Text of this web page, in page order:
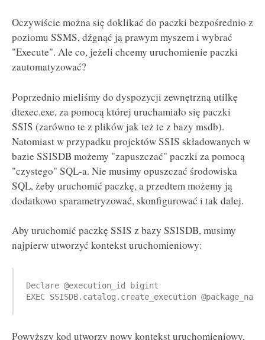
Oczywiście można się doklikać do paczki bezpośrednio z
poziomu SSMS, dźgnąć ją prawym myszem i wybrać
"Execute". Ale co, jeżeli chcemy uruchomienie paczki
zautomatyzować?
Poprzednio mieliśmy do dyspozycji zewnętrzną utilkę
dtexec.exe, za pomocą której uruchamiało się paczki
SSIS (zarówno te z plików jak też te z bazy msdb).
Natomiast w przypadku projektów SSIS składowanych w
bazie SSISDB możemy "zapuszczać" paczki za pomocą
"czystego" SQL-a. Nie musimy opuszczać środowiska
SQL, żeby uruchomić paczkę, a przedtem możemy ją
dodatkowo sparametryzować, skonfigurować i tak dalej.
Aby uruchomić paczkę SSIS z bazy SSISDB, musimy
najpierw utworzyć kontekst uruchomieniowy:
Declare @execution_id bigint
Powyższy kod utworzy nowy kontekst uruchomieniowy,